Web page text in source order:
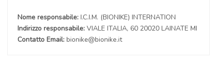
Nome responsabile: I.C.I.M. (BIONIKE) INTERNATION
Indirizzo responsabile: VIALE ITALIA, 60 20020 LAINATE MI
Contatto Email: bionike@bionike.it